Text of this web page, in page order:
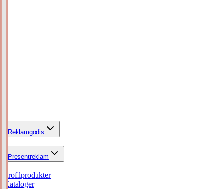
Reklamgodis
Presentreklam
Profilprodukter
Kataloger